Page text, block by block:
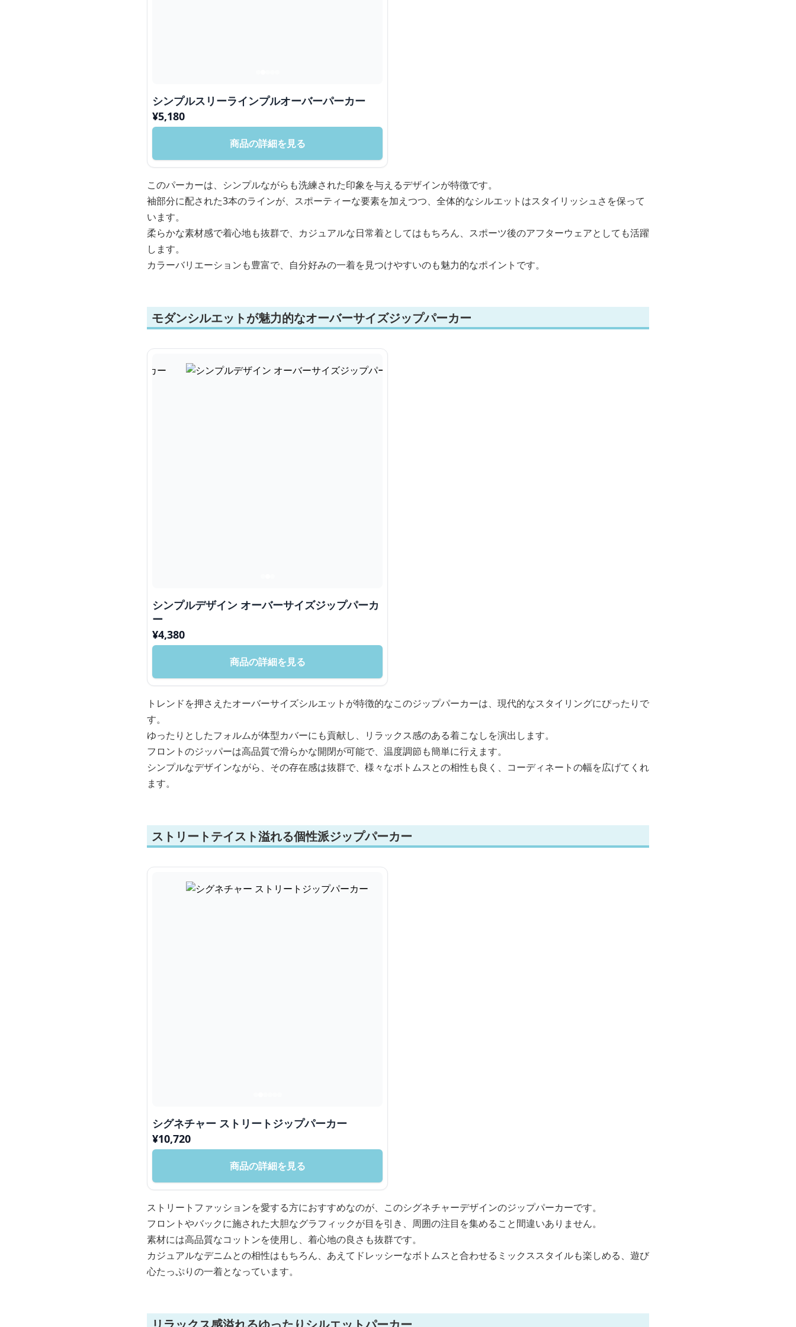
シンプルスリーラインプルオーバーパーカー
¥5,180
商品の詳細を見る
このパーカーは、シンプルながらも洗練された印象を与えるデザインが特徴です。
袖部分に配された3本のラインが、スポーティーな要素を加えつつ、全体的なシルエットはスタイリッシュさを保って
います。
柔らかな素材感で着心地も抜群で、カジュアルな日常着としてはもちろん、スポーツ後のアフターウェアとしても活躍
します。
カラーバリエーションも豊富で、自分好みの一着を見つけやすいのも魅力的なポイントです。
モダンシルエットが魅力的なオーバーサイズジップパーカー
シンプルデザイン オーバーサイズジップパーカ
ー
¥4,380
商品の詳細を見る
トレンドを押さえたオーバーサイズシルエットが特徴的なこのジップパーカーは、現代的なスタイリングにぴったりで
す。
ゆったりとしたフォルムが体型カバーにも貢献し、リラックス感のある着こなしを演出します。
フロントのジッパーは高品質で滑らかな開閉が可能で、温度調節も簡単に行えます。
シンプルなデザインながら、その存在感は抜群で、様々なボトムスとの相性も良く、コーディネートの幅を広げてくれ
ます。
ストリートテイスト溢れる個性派ジップパーカー
シグネチャー ストリートジップパーカー
¥10,720
商品の詳細を見る
ストリートファッションを愛する方におすすめなのが、このシグネチャーデザインのジップパーカーです。
フロントやバックに施された大胆なグラフィックが目を引き、周囲の注目を集めること間違いありません。
素材には高品質なコットンを使用し、着心地の良さも抜群です。
カジュアルなデニムとの相性はもちろん、あえてドレッシーなボトムスと合わせるミックススタイルも楽しめる、遊び
心たっぷりの一着となっています。